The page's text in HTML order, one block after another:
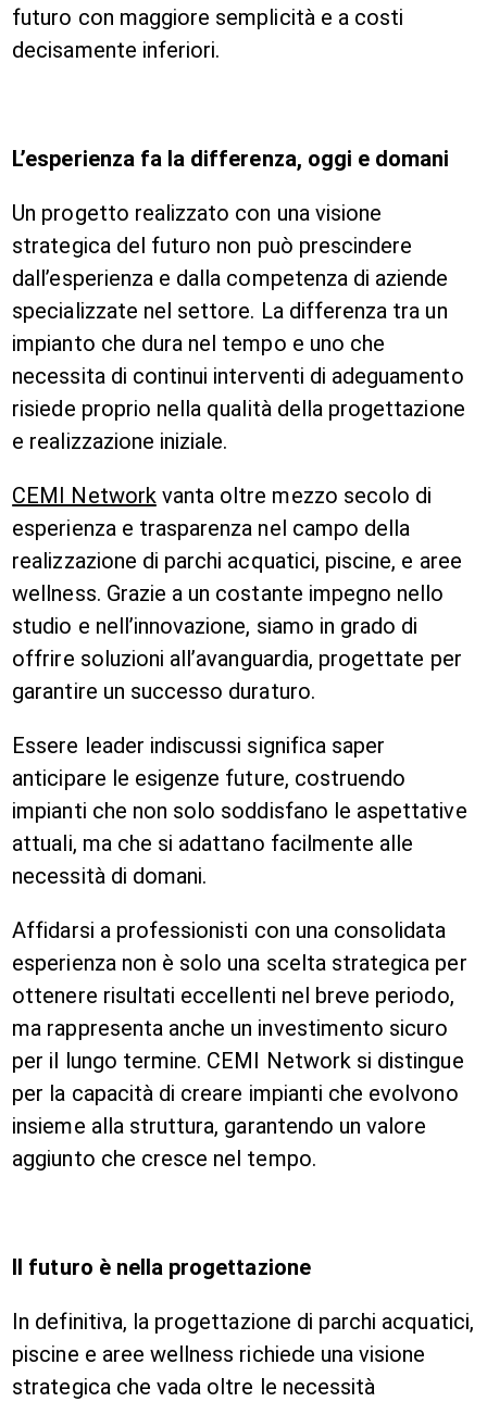
futuro con maggiore semplicità e a costi
decisamente inferiori.
L’esperienza fa la differenza, oggi e domani
Un progetto realizzato con una visione
strategica del futuro non può prescindere
dall’esperienza e dalla competenza di aziende
specializzate nel settore. La differenza tra un
impianto che dura nel tempo e uno che
necessita di continui interventi di adeguamento
risiede proprio nella qualità della progettazione
e realizzazione iniziale.
CEMI Networkvanta oltre mezzo secolo di
esperienza e trasparenza nel campo della
realizzazione di parchi acquatici, piscine, e aree
wellness. Grazie a un costante impegno nello
studio e nell’innovazione, siamo in grado di
offrire soluzioni all’avanguardia, progettate per
garantire un successo duraturo.
Essere leader indiscussi significa saper
anticipare le esigenze future, costruendo
impianti che non solo soddisfano le aspettative
attuali, ma che si adattano facilmente alle
necessità di domani.
Affidarsi a professionisti con una consolidata
esperienza non è solo una scelta strategica per
ottenere risultati eccellenti nel breve periodo,
ma rappresenta anche un investimento sicuro
per il lungo termine. CEMI Network si distingue
per la capacità di creare impianti che evolvono
insieme alla struttura, garantendo un valore
aggiunto che cresce nel tempo.
Il futuro è nella progettazione
In definitiva, la progettazione di parchi acquatici,
piscine e aree wellness richiede una visione
strategica che vada oltre le necessità